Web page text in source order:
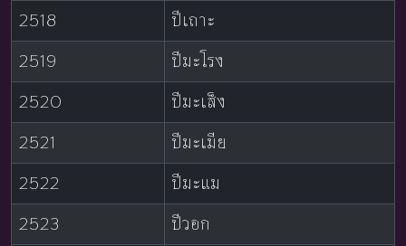
2518
ปีเถาะ
2519
ปีมะโรง
2520
ปีมะเส็ง
2521
ปีมะเมีย
2522
ปีมะแม
2523
ปีวอก